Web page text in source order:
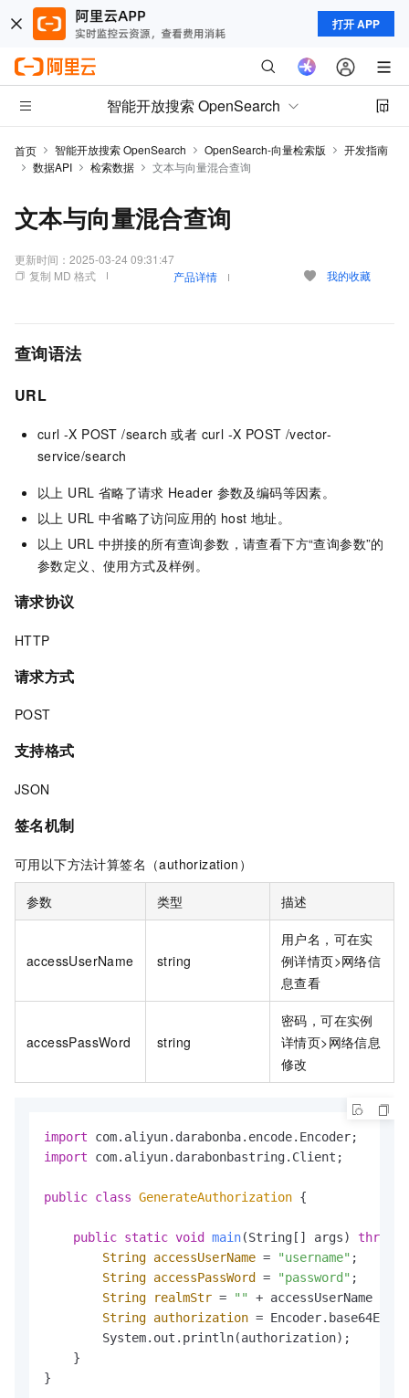
打开 APP
智能开放搜索 OpenSearch
首页 智能开放搜索 OpenSearch OpenSearch-向量检索版
开发指南
数据API
检索数据 文本与向量混合查询
文本与向量混合查询
更新时间： 2025-03-24 09:31:47
复制 MD 格式
产品详情 我的收藏
查询语法
URL
curl -X POST /search 或者 curl -X POST /vector-
service/search
以上 URL 省略了请求 Header 参数及编码等因素。
以上 URL 中省略了访问应用的 host 地址。
以上 URL 中拼接的所有查询参数，请查看下方“查询参数”的
参数定义、使用方式及样例。
请求协议
HTTP
请求方式
POST
支持格式
JSON
签名机制
可用以下方法计算签名（authorization）
参数 类型 描述
accessUserName string
用户名，可在实
例详情页>网络信
息查看
accessPassWord string
密码，可在实例
详情页>网络信息
修改
import
import com.aliyun.darabonbastring.Client;
public class GenerateAuthorization {
public static void main(String[] args) throws
String accessUserName = "username" ;
String accessPassWord = "password" ;
String
realmStr = "" + accessUserName +
String authorization =
        System.out.println(authorization);
    }
}